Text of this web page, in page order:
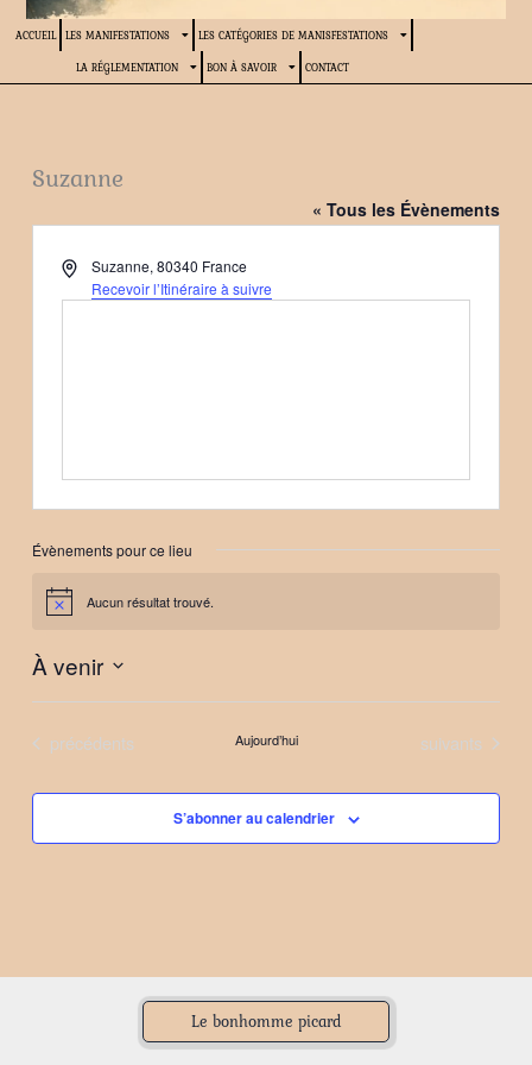
ACCUEIL LES MANIFESTATIONS LES CATÉGORIES DE MANISFESTATIONS
LA RÉGLEMENTATION BON À SAVOIR CONTACT
Suzanne
« Tous les Évènements
AdresseSuzanne, 80340 France
Recevoir l’Itinéraire à suivre
Évènements pour ce lieu
Notice Aucun résultat trouvé.
À venir
Sélectionnez
date.Évènements
précédents Aujourd’hui Évènements
suivants
S’abonner au calendrier
Le bonhomme picard